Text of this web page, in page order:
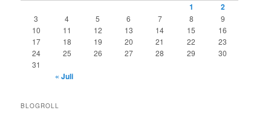
1
2
3 4 5 6 7 8
9
10
11 12 13 14 15
16
17
18 19 20 21 22
23
24
25 26 27 28 29
30
31
« Juli
BLOGROLL